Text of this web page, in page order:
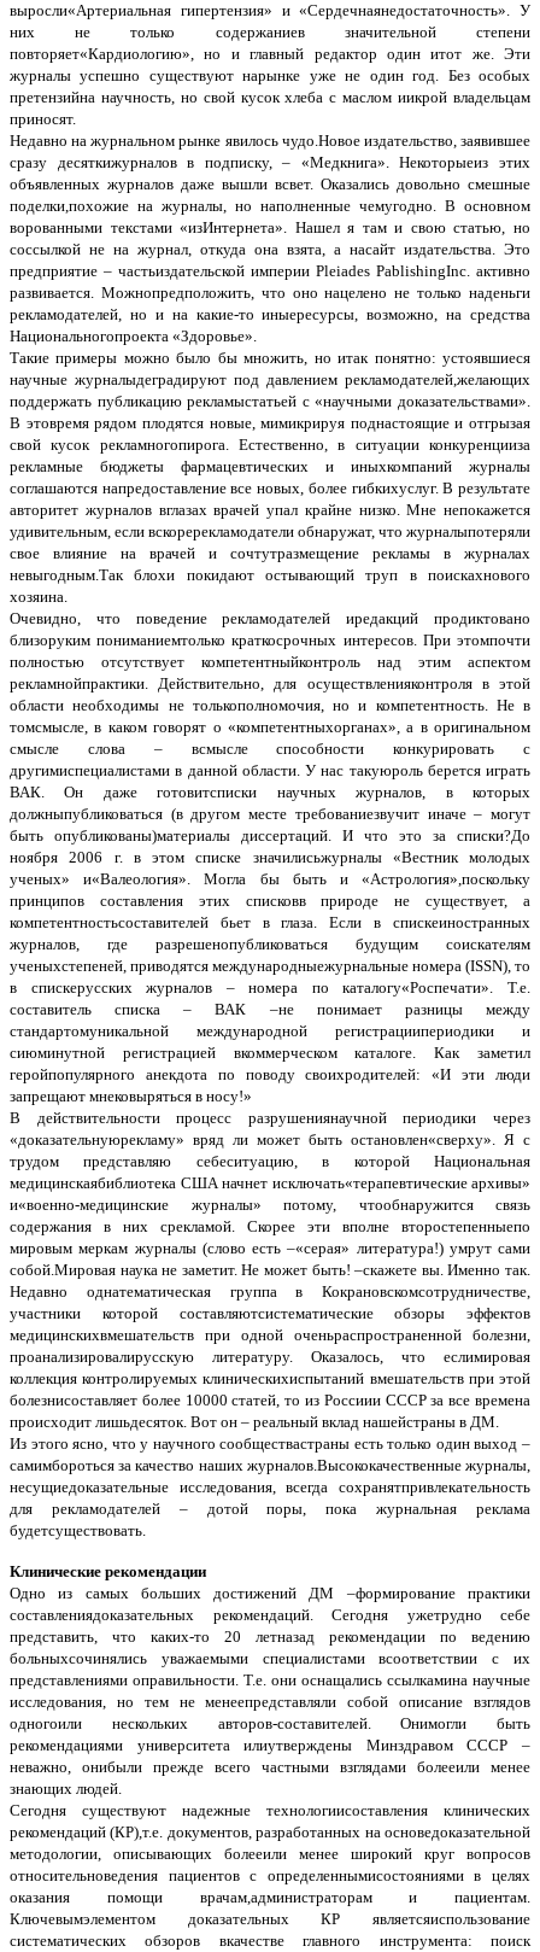
выросли«Артериальная гипертензия» и «Сердечнаянедостаточность». У
них не только содержаниев значительной степени
повторяет«Кардиологию», но и главный редактор один итот же. Эти
журналы успешно существуют нарынке уже не один год. Без особых
претензийна научность, но свой кусок хлеба с маслом иикрой владельцам
приносят.
Недавно на журнальном рынке явилось чудо.Новое издательство, заявившее
сразу десяткижурналов в подписку, – «Медкнига». Некоторыеиз этих
объявленных журналов даже вышли всвет. Оказались довольно смешные
поделки,похожие на журналы, но наполненные чемугодно. В основном
ворованными текстами «изИнтернета». Нашел я там и свою статью, но
соссылкой не на журнал, откуда она взята, а насайт издательства. Это
предприятие – частьиздательской империи Pleiades PablishingInc. активно
развивается. Можнопредположить, что оно нацелено не только наденьги
рекламодателей, но и на какие-то иныересурсы, возможно, на средства
Национальногопроекта «Здоровье».
Такие примеры можно было бы множить, но итак понятно: устоявшиеся
научные журналыдеградируют под давлением рекламодателей,желающих
поддержать публикацию рекламыстатьей с «научными доказательствами».
В этовремя рядом плодятся новые, мимикрируя поднастоящие и отгрызая
свой кусок рекламногопирога. Естественно, в ситуации конкуренцииза
рекламные бюджеты фармацевтических и иныхкомпаний журналы
соглашаются напредоставление все новых, более гибкихуслуг. В результате
авторитет журналов вглазах врачей упал крайне низко. Мне непокажется
удивительным, если вскоререкламодатели обнаружат, что журналыпотеряли
свое влияние на врачей и сочтутразмещение рекламы в журналах
невыгодным.Так блохи покидают остывающий труп в поискахнового
хозяина.
Очевидно, что поведение рекламодателей иредакций продиктовано
близоруким пониманиемтолько краткосрочных интересов. При этомпочти
полностью отсутствует компетентныйконтроль над этим аспектом
рекламнойпрактики. Действительно, для осуществленияконтроля в этой
области необходимы не толькополномочия, но и компетентность. Не в
томсмысле, в каком говорят о «компетентныхорганах», а в оригинальном
смысле слова – всмысле способности конкурировать с
другимиспециалистами в данной области. У нас такуюроль берется играть
ВАК. Он даже готовитсписки научных журналов, в которых
должныпубликоваться (в другом месте требованиезвучит иначе – могут
быть опубликованы)материалы диссертаций. И что это за списки?До
ноября 2006 г. в этом списке значилисьжурналы «Вестник молодых
ученых» и«Валеология». Могла бы быть и «Астрология»,поскольку
принципов составления этих списковв природе не существует, а
компетентностьсоставителей бьет в глаза. Если в спискеиностранных
журналов, где разрешенопубликоваться будущим соискателям
ученыхстепеней, приводятся международныежурнальные номера (ISSN), то
в спискерусских журналов – номера по каталогу«Роспечати». Т.е.
составитель списка – ВАК –не понимает разницы между
стандартомуникальной международной регистрациипериодики и
сиюминутной регистрацией вкоммерческом каталоге. Как заметил
геройпопулярного анекдота по поводу своихродителей: «И эти люди
запрещают мнековыряться в носу!»
В действительности процесс разрушениянаучной периодики через
«доказательнуюрекламу» вряд ли может быть остановлен«сверху». Я с
трудом представляю себеситуацию, в которой Национальная
медицинскаябиблиотека США начнет исключать«терапевтические архивы»
и«военно-медицинские журналы» потому, чтообнаружится связь
содержания в них срекламой. Скорее эти вполне второстепенныепо
мировым меркам журналы (слово есть –«серая» литература!) умрут сами
собой.Мировая наука не заметит. Не может быть! –скажете вы. Именно так.
Недавно однатематическая группа в Кокрановскомсотрудничестве,
участники которой составляютсистематические обзоры эффектов
медицинскихвмешательств при одной оченьраспространенной болезни,
проанализировалирусскую литературу. Оказалось, что еслимировая
коллекция контролируемых клиническихиспытаний вмешательств при этой
болезнисоставляет более 10000 статей, то из Россиии СССР за все времена
происходит лишьдесяток. Вот он – реальный вклад нашейстраны в ДМ.
Из этого ясно, что у научного сообществастраны есть только один выход –
самимбороться за качество наших журналов.Высококачественные журналы,
несущиедоказательные исследования, всегда сохранятпривлекательность
для рекламодателей – дотой поры, пока журнальная реклама
будетсуществовать.
Клинические рекомендации
Одно из самых больших достижений ДМ –формирование практики
составлениядоказательных рекомендаций. Сегодня ужетрудно себе
представить, что каких-то 20 летназад рекомендации по ведению
больныхсочинялись уважаемыми специалистами всоответствии с их
представлениями оправильности. Т.е. они оснащались ссылкамина научные
исследования, но тем не менеепредставляли собой описание взглядов
одногоили нескольких авторов-составителей. Онимогли быть
рекомендациями университета илиутверждены Минздравом СССР –
неважно, онибыли прежде всего частными взглядами болееили менее
знающих людей.
Сегодня существуют надежные технологиисоставления клинических
рекомендаций (КР),т.е. документов, разработанных на основедоказательной
методологии, описывающих болееили менее широкий круг вопросов
относительноведения пациентов с определеннымисостояниями в целях
оказания помощи врачам,администраторам и пациентам.
Ключевымэлементом доказательных КР являетсяиспользование
систематических обзоров вкачестве главного инструмента: поиск